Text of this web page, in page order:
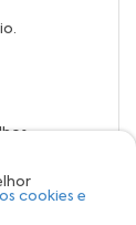
da luz
cookies e